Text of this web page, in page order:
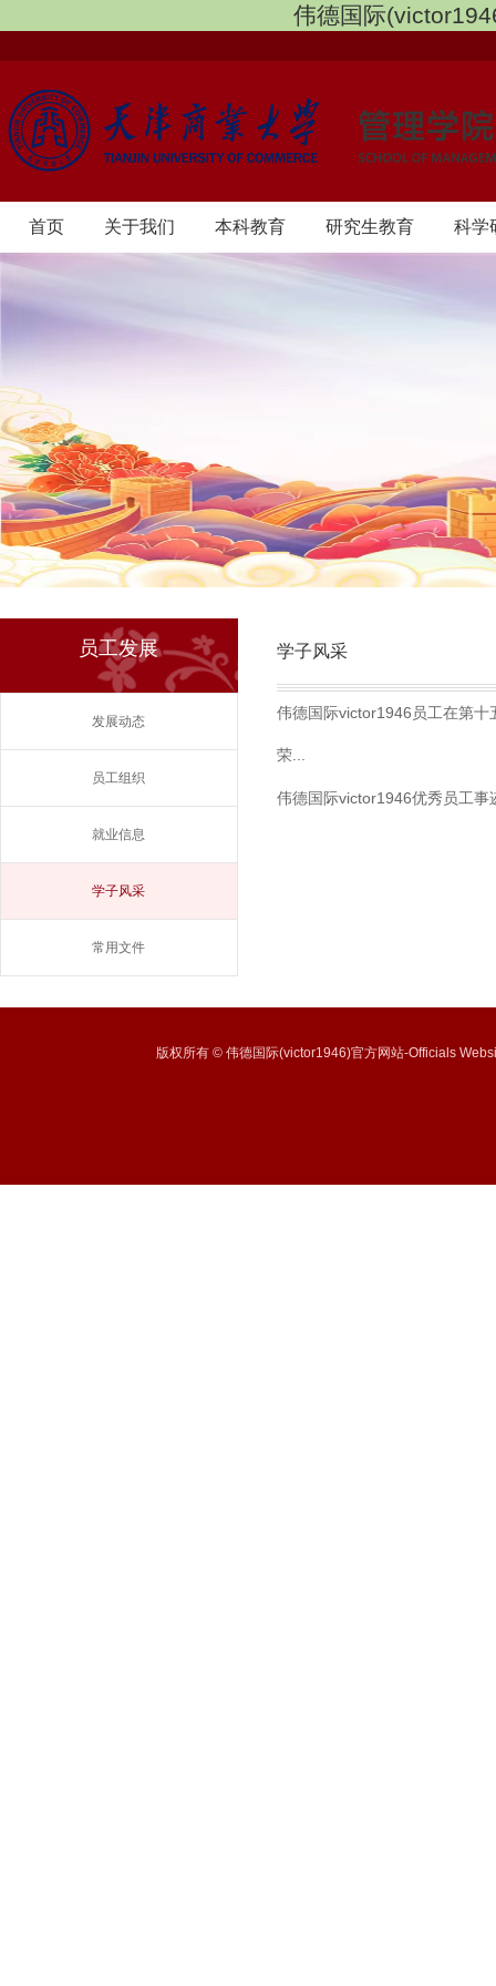
伟德国际
首页 ​关于我们 本科教育 研究生教育 科学
员工发展
发展动态
员工组织
就业信息
学子风采
常用文件
学子风采
伟德国际victor1946员工在第十
荣...
伟德国际victor1946优秀员工事
版权所有 © 伟德国际(victor1946)官方网站-Officials